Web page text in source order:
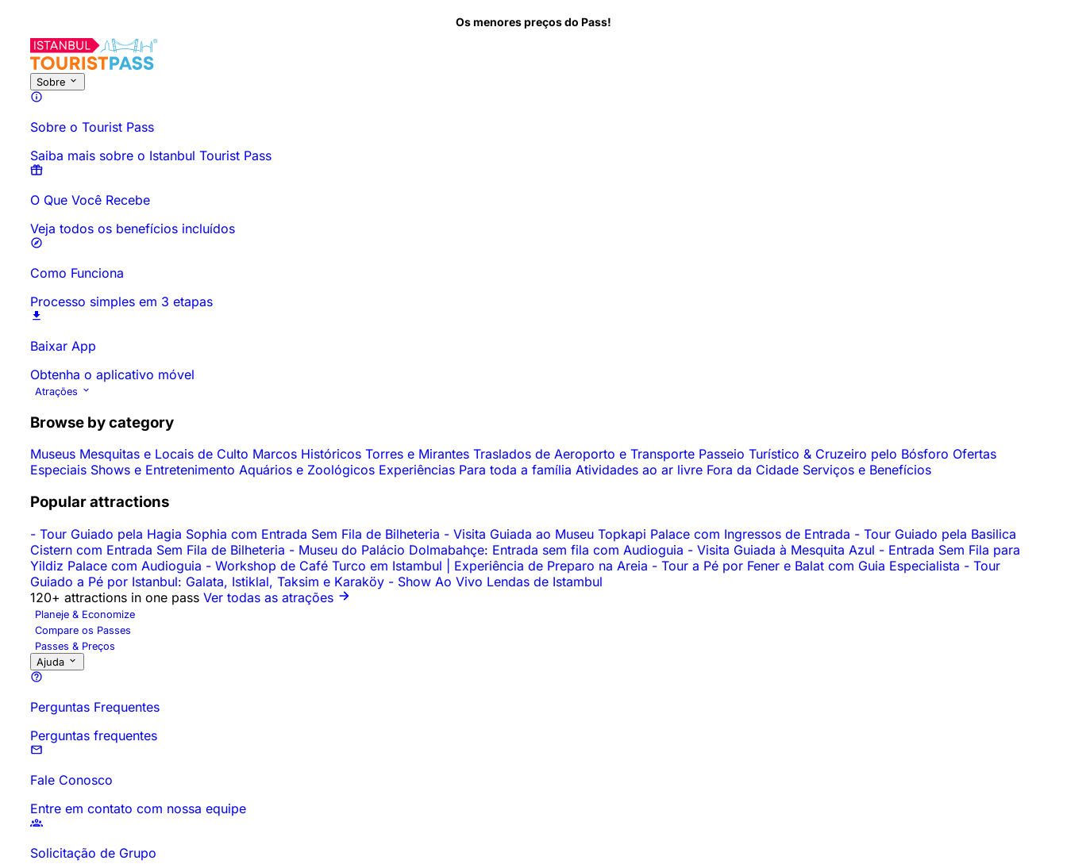
Os menores preços do Pass!
Sobre
Sobre o Tourist Pass
Saiba mais sobre o Istanbul Tourist Pass
O Que Você Recebe
Veja todos os benefícios incluídos
Como Funciona
Processo simples em 3 etapas
Baixar App
Obtenha o aplicativo móvel
Atrações
Browse by category
Museus Mesquitas e Locais de Culto Marcos Históricos Torres e Mirantes Traslados de Aeroporto e Transporte Passeio Turístico & Cruzeiro pelo Bósforo Ofertas
Especiais Shows e Entretenimento Aquários e Zoológicos Experiências Para toda a família Atividades ao ar livre Fora da Cidade Serviços e Benefícios
Popular attractions
- Tour Guiado pela Hagia Sophia com Entrada Sem Fila de Bilheteria - Visita Guiada ao Museu Topkapi Palace com Ingressos de Entrada - Tour Guiado pela Basilica
Cistern com Entrada Sem Fila de Bilheteria - Museu do Palácio Dolmabahçe: Entrada sem fila com Audioguia - Visita Guiada à Mesquita Azul - Entrada Sem Fila para
Yildiz Palace com Audioguia - Workshop de Café Turco em Istambul | Experiência de Preparo na Areia - Tour a Pé por Fener e Balat com Guia Especialista - Tour
Guiado a Pé por Istanbul: Galata, Istiklal, Taksim e Karaköy - Show Ao Vivo Lendas de Istambul
120+ attractions in one pass Ver todas as atrações
Planeje & Economize
Compare os Passes
Passes & Preços
Ajuda
Perguntas Frequentes
Perguntas frequentes
Fale Conosco
Entre em contato com nossa equipe
Solicitação de Grupo
Saiba antes de ir Perguntas Frequentes